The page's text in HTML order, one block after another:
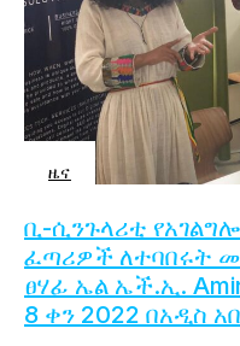
ዜና
ቢ-ሲንጉላሪቲ
ፈጣሪዎች ለተባበሩት
ፀሃፊ ኤል ኤች.ኢ.
8 ቀን 2022 በአዲስ